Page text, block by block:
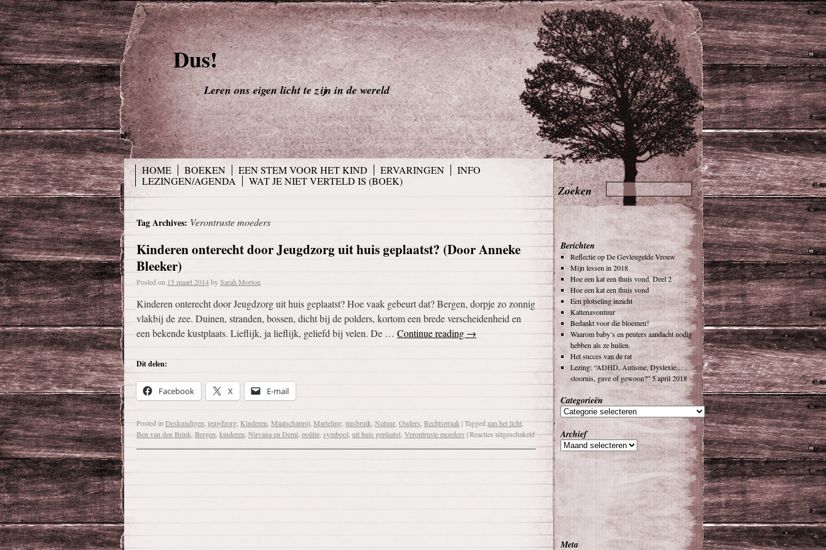
Dus!
Leren ons eigen licht te zijn in de wereld
HOME BOEKEN EEN STEM VOOR HET KIND ERVARINGEN
INFO
LEZINGEN/AGENDA
WAT JE NIET VERTELD IS (BOEK)
Tag Archives: Verontruste moeders
Kinderen onterecht door Jeugdzorg uit huis geplaatst? (Door Anneke
Bleeker)
Posted on 15 maart 2014bySarah Morton
Kinderen onterecht door Jeugdzorg uit huis geplaatst? Hoe vaak gebeurt dat? Bergen, dorpje zo zonnig
vlakbij de zee. Duinen, stranden, bossen, dicht bij de polders, kortom een brede verscheidenheid en
een bekende kustplaats. Lieflijk, ja lieflijk, geliefd bij velen. De … Continue reading →
Dit delen:
Facebook X E-mail
Posted in Deskundigen jeugdzorg Kinderen Maatschappij Marteling misbruik Natuur Ouders Rechtspraak |Tagged aan het licht
Ben van den Brink Bergen kinderen Nirvana en Demi politie symbool uit huis geplaatst Verontruste moeders |Reacties uitgeschakeld
Berichten
Reflectie op De Gevleugelde Vrouw
Mijn lessen in 2018
Hoe een kat een thuis vond. Deel 2
Hoe een kat een thuis vond
Een plotseling inzicht
Kattenavontuur
Bedankt voor die bloemen!
Waarom baby’s en peuters aandacht nodig
hebben als ze huilen.
Het succes van de rat
Lezing: “ADHD, Autisme, Dyslexie,…,
stoornis, gave of gewoon?” 5 april 2018
Categorieën
Archief
Meta